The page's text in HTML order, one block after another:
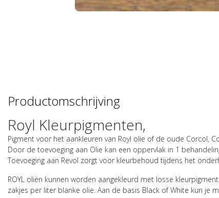
Productomschrijving
Royl Kleurpigmenten,
Pigment voor het aankleuren van Royl olie of de oude Corcol,
Door de toevoeging aan Olie kan een oppervlak in 1
Toevoeging aan Revol zorgt voor kleurbehoud tijdens het
ROYL oliën kunnen worden aangekleurd met losse
zakjes per liter blanke olie. Aan de basis Black of White kun je